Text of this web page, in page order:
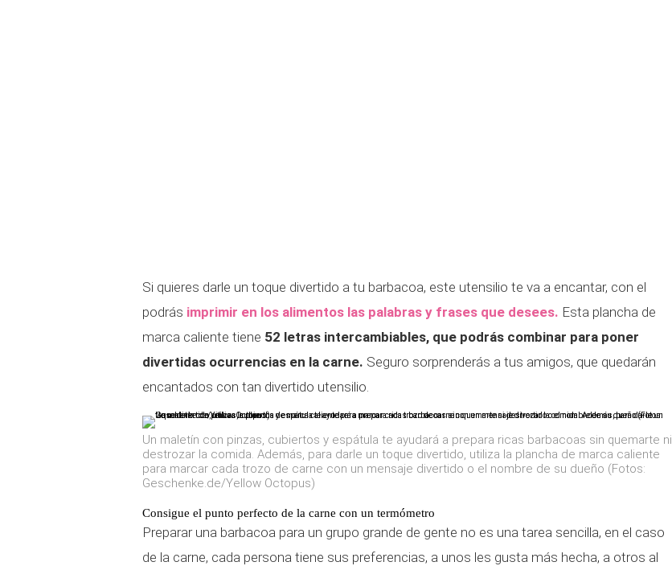
Si quieres darle un toque divertido a tu barbacoa, este utensilio te va a encantar, con el
podrás imprimir en los alimentos las palabras y frases que desees. Esta plancha de
marca caliente tiene 52 letras intercambiables, que podrás combinar para poner
divertidas ocurrencias en la carne. Seguro sorprenderás a tus amigos, que quedarán
encantados con tan divertido utensilio.
Un maletín con pinzas, cubiertos y espátula te ayudará a prepara ricas barbacoas sin quemarte ni
destrozar la comida. Además, para darle un toque divertido, utiliza la plancha de marca caliente
para marcar cada trozo de carne con un mensaje divertido o el nombre de su dueño (Fotos:
Geschenke.de/Yellow Octopus)
Consigue el punto perfecto de la carne con un termómetro
Preparar una barbacoa para un grupo grande de gente no es una tarea sencilla, en el caso
de la carne, cada persona tiene sus preferencias, a unos les gusta más hecha, a otros al